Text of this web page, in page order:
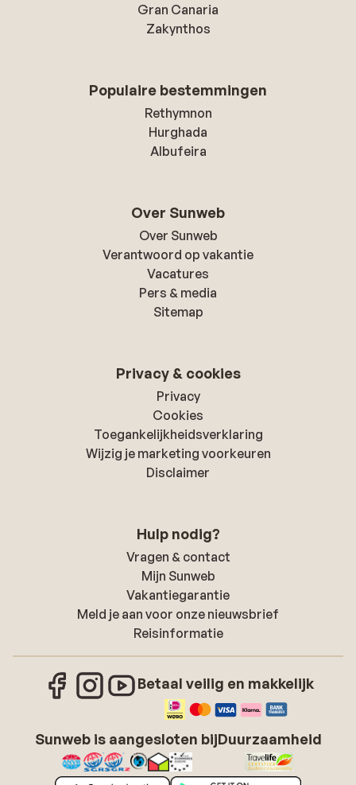
Gran Canaria
Zakynthos
Populaire bestemmingen
Rethymnon
Hurghada
Albufeira
Over Sunweb
Over Sunweb
Verantwoord op vakantie
Vacatures
Pers & media
Sitemap
Privacy & cookies
Privacy
Cookies
Toegankelijkheidsverklaring
Wijzig je marketing voorkeuren
Disclaimer
Hulp nodig?
Vragen & contact
Mijn Sunweb
Vakantiegarantie
Meld je aan voor onze nieuwsbrief
Reisinformatie
Betaal veilig en makkelijk
Sunweb is aangesloten bijDuurzaamheid